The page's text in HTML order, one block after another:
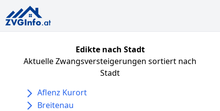
Edikte nach Stadt
Aktuelle Zwangsversteigerungen sortiert nach
Stadt
Aflenz Kurort
Breitenau